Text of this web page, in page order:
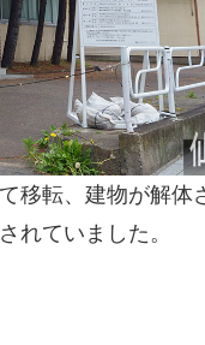
移転、建物が解体
れていました。